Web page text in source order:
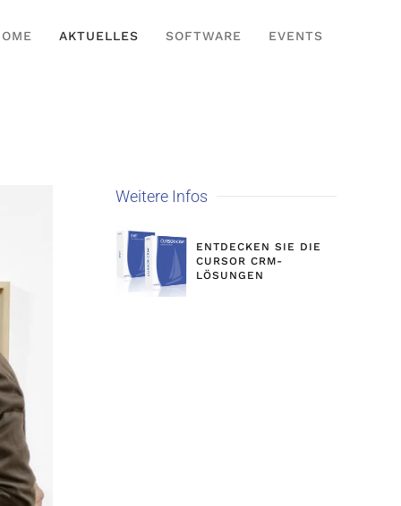
AKTUELLES SOFTWARE EVENTS
Weitere Infos
ENTDECKEN SIE DIE
CURSOR CRM-
LÖSUNGEN